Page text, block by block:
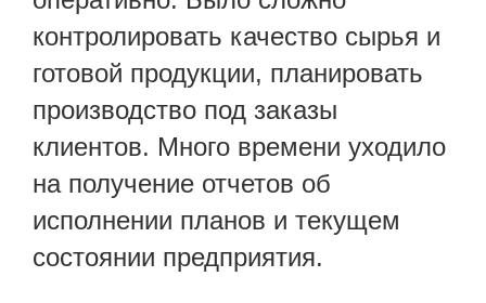
контролировать качество сырья и
готовой продукции, планировать
производство под заказы
клиентов. Много времени уходило
на получение отчетов об
исполнении планов и текущем
состоянии предприятия.